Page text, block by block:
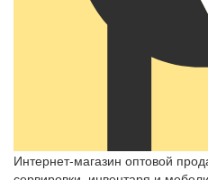
Интернет-магазин оптовой